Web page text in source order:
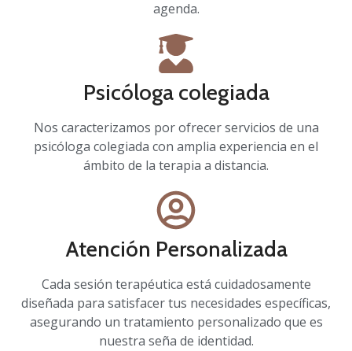
agenda.
Psicóloga colegiada
Nos caracterizamos por ofrecer servicios de una
psicóloga colegiada con amplia experiencia en el
ámbito de la terapia a distancia.
Atención Personalizada
Cada sesión terapéutica está cuidadosamente
diseñada para satisfacer tus necesidades específicas,
asegurando un tratamiento personalizado que es
nuestra seña de identidad.